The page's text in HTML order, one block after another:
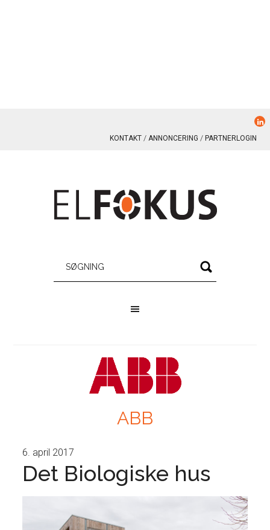
KONTAKT ANNONCERING PARTNERLOGIN
ABB
6. april 2017
Det Biologiske hus